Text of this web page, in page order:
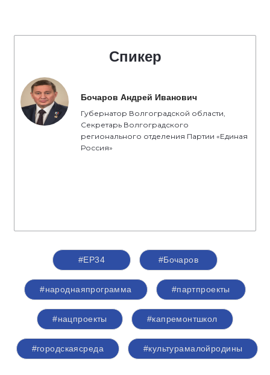
Спикер
Бочаров Андрей Иванович
Губернатор Волгоградской области,
Секретарь Волгоградского
регионального отделения Партии «Единая
Россия»
#ЕР34 #Бочаров
#народнаяпрограмма #партпроекты
#нацпроекты #капремонтшкол
#городскаясреда #культурамалойродины